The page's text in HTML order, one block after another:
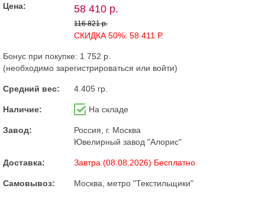
Цена: 58 410 р.
116 821 р.
СКИДКА 50%: 58 411 Р.
Бонус при покупке: 1 752 р.
(необходимо зарегистрироваться или войти)
Средний вес: 4.405 гр.
Наличие: На складе
Завод:
Россия, г. Москва
Ювелирный завод "Алорис"
Доставка: Завтра (08.08.2026) Бесплатно
Самовывоз: Москва, метро "Текстильщики"